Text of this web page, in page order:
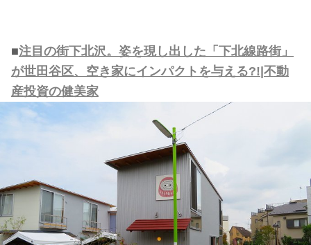
■注目の街下北沢。姿を現し出した「下北線路街」
が世田谷区、空き家にインパクトを与える?!|不動
産投資の健美家